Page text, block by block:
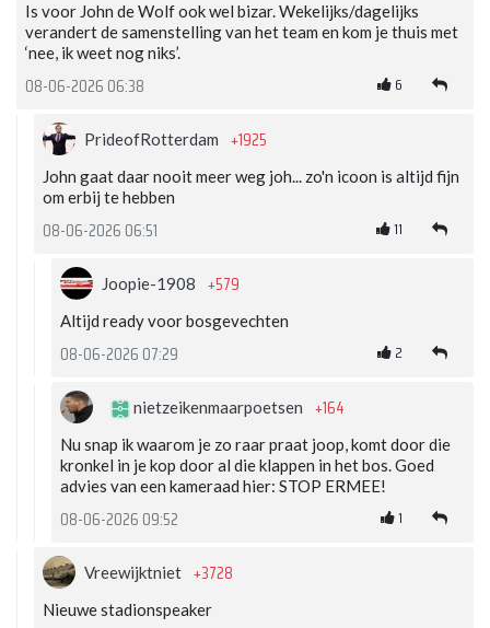
Is voor John de Wolf ook wel bizar. Wekelijks/dagelijks
verandert de samenstelling van het team en kom je thuis met
‘nee, ik weet nog niks’.
08-06-2026 06:38 6
PrideofRotterdam +1925
John gaat daar nooit meer weg joh... zo'n icoon is altijd fijn
om erbij te hebben
08-06-2026 06:51 11
Joopie-1908 +579
Altijd ready voor bosgevechten
08-06-2026 07:29 2
nietzeikenmaarpoetsen +164
Nu snap ik waarom je zo raar praat joop, komt door die
kronkel in je kop door al die klappen in het bos. Goed
advies van een kameraad hier: STOP ERMEE!
08-06-2026 09:52 1
Vreewijktniet +3728
Nieuwe stadionspeaker